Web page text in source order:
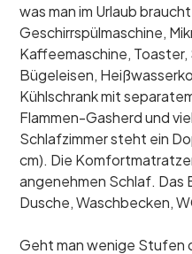
was man im Urlaub
Geschirrspülmaschine,
Kaffeemaschine,
Bügeleisen,
Kühlschrank mit
Flammen-Gasherd und
Schlafzimmer steht ein
cm). Die
angenehmen Schlaf. Das
Dusche, Waschbecken,
Geht man wenige Stufen